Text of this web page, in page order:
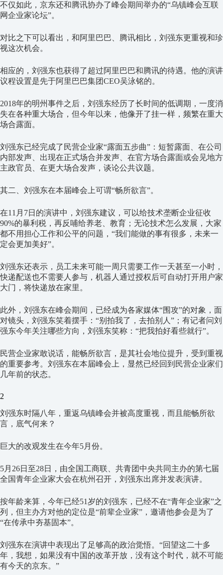
不仅如此，京东还和腾讯协办了峰会期间举办的“乌镇峰会互联
网企业家论坛”。
对比之下可以看出，和阿里巴巴、腾讯相比，刘强东更重视和珍
视这次机会。
相应的，刘强东也获得了超过阿里巴巴和腾讯的待遇。他的演讲
议程设置是先于阿里巴巴集团CEO吴泳铭的。
2018年的明州事件之后，刘强东经历了长时间的低调期，一度消
失在各种重大场合，但今年以来，他像开了挂一样，频繁在重大
场合露面。
刘强东已经完成了民营企业家“露面五步曲”：短暂露面、在公司
内部发声、出现在正式场合并发声、在官方场合露面或会见地方
主政官员、在更大场合发声，谈论公共议题。
其二、刘强东在本届峰会上可谓“畅所欲言”。
在11月7日的演讲中，刘强东建议，可以给技术垄断企业征收
90%的暴利税，再反哺给养老、教育；无论技术怎么发展，大家
都不用担心工作和公平的问题，“我们能做的事有很多，未来一
定会更加美好”。
刘强东还表示，员工未来可能一周只需要工作一天甚至一小时，
快递配送也不需要人参与，机器人通过授权后可自动打开用户家
大门，将快递放在家里。
此外，刘强东在峰会期间，已经成为各家媒体“围攻”的对象，面
对镜头，刘强东笑着摆手：“别拍我了，去拍别人”；有记者问刘
强东今年关注哪些方向，刘强东笑称：“把我拍好看些就行”。
民营企业家敢说话，能畅所欲言，是其社会地位提升，受到重视
的重要参考。刘强东在本届峰会上，显然已经回到民营企业家们
几年前的状态。
2
刘强东时隔八年，重返乌镇峰会并被高度重视，而且能畅所欲
言，底气何来？
巨大的改观发生在今年5月份。
5月26日至28日，由全国工商联、共青团中央共同主办的第七届
全国青年企业家大会在杭州召开，刘强东出席并发表演讲。
按年龄来算，今年已经51岁的刘强东，已经不在“青年企业家”之
列，但主办方对他的定位是“前辈企业家”，邀请他参会是为了
“在传承中夯基固本”。
刘强东在演讲中表现出了足够高的政治觉悟。“回望这二十多
年，我想，如果没有中国的改革开放，没有这个时代，就不可能
有今天的京东。”